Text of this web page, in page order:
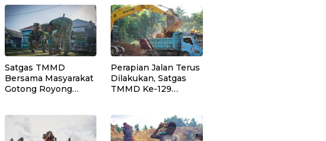
Layak bagi Warga
Satgas TMMD
Bersama Masyarakat
Gotong Royong
Perapian Jalan Terus
Dilakukan, Satgas
TMMD Ke-129
Pembukaan Jalan
Kepulauan Umbele